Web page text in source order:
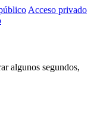
Acceso privado
algunos segundos,